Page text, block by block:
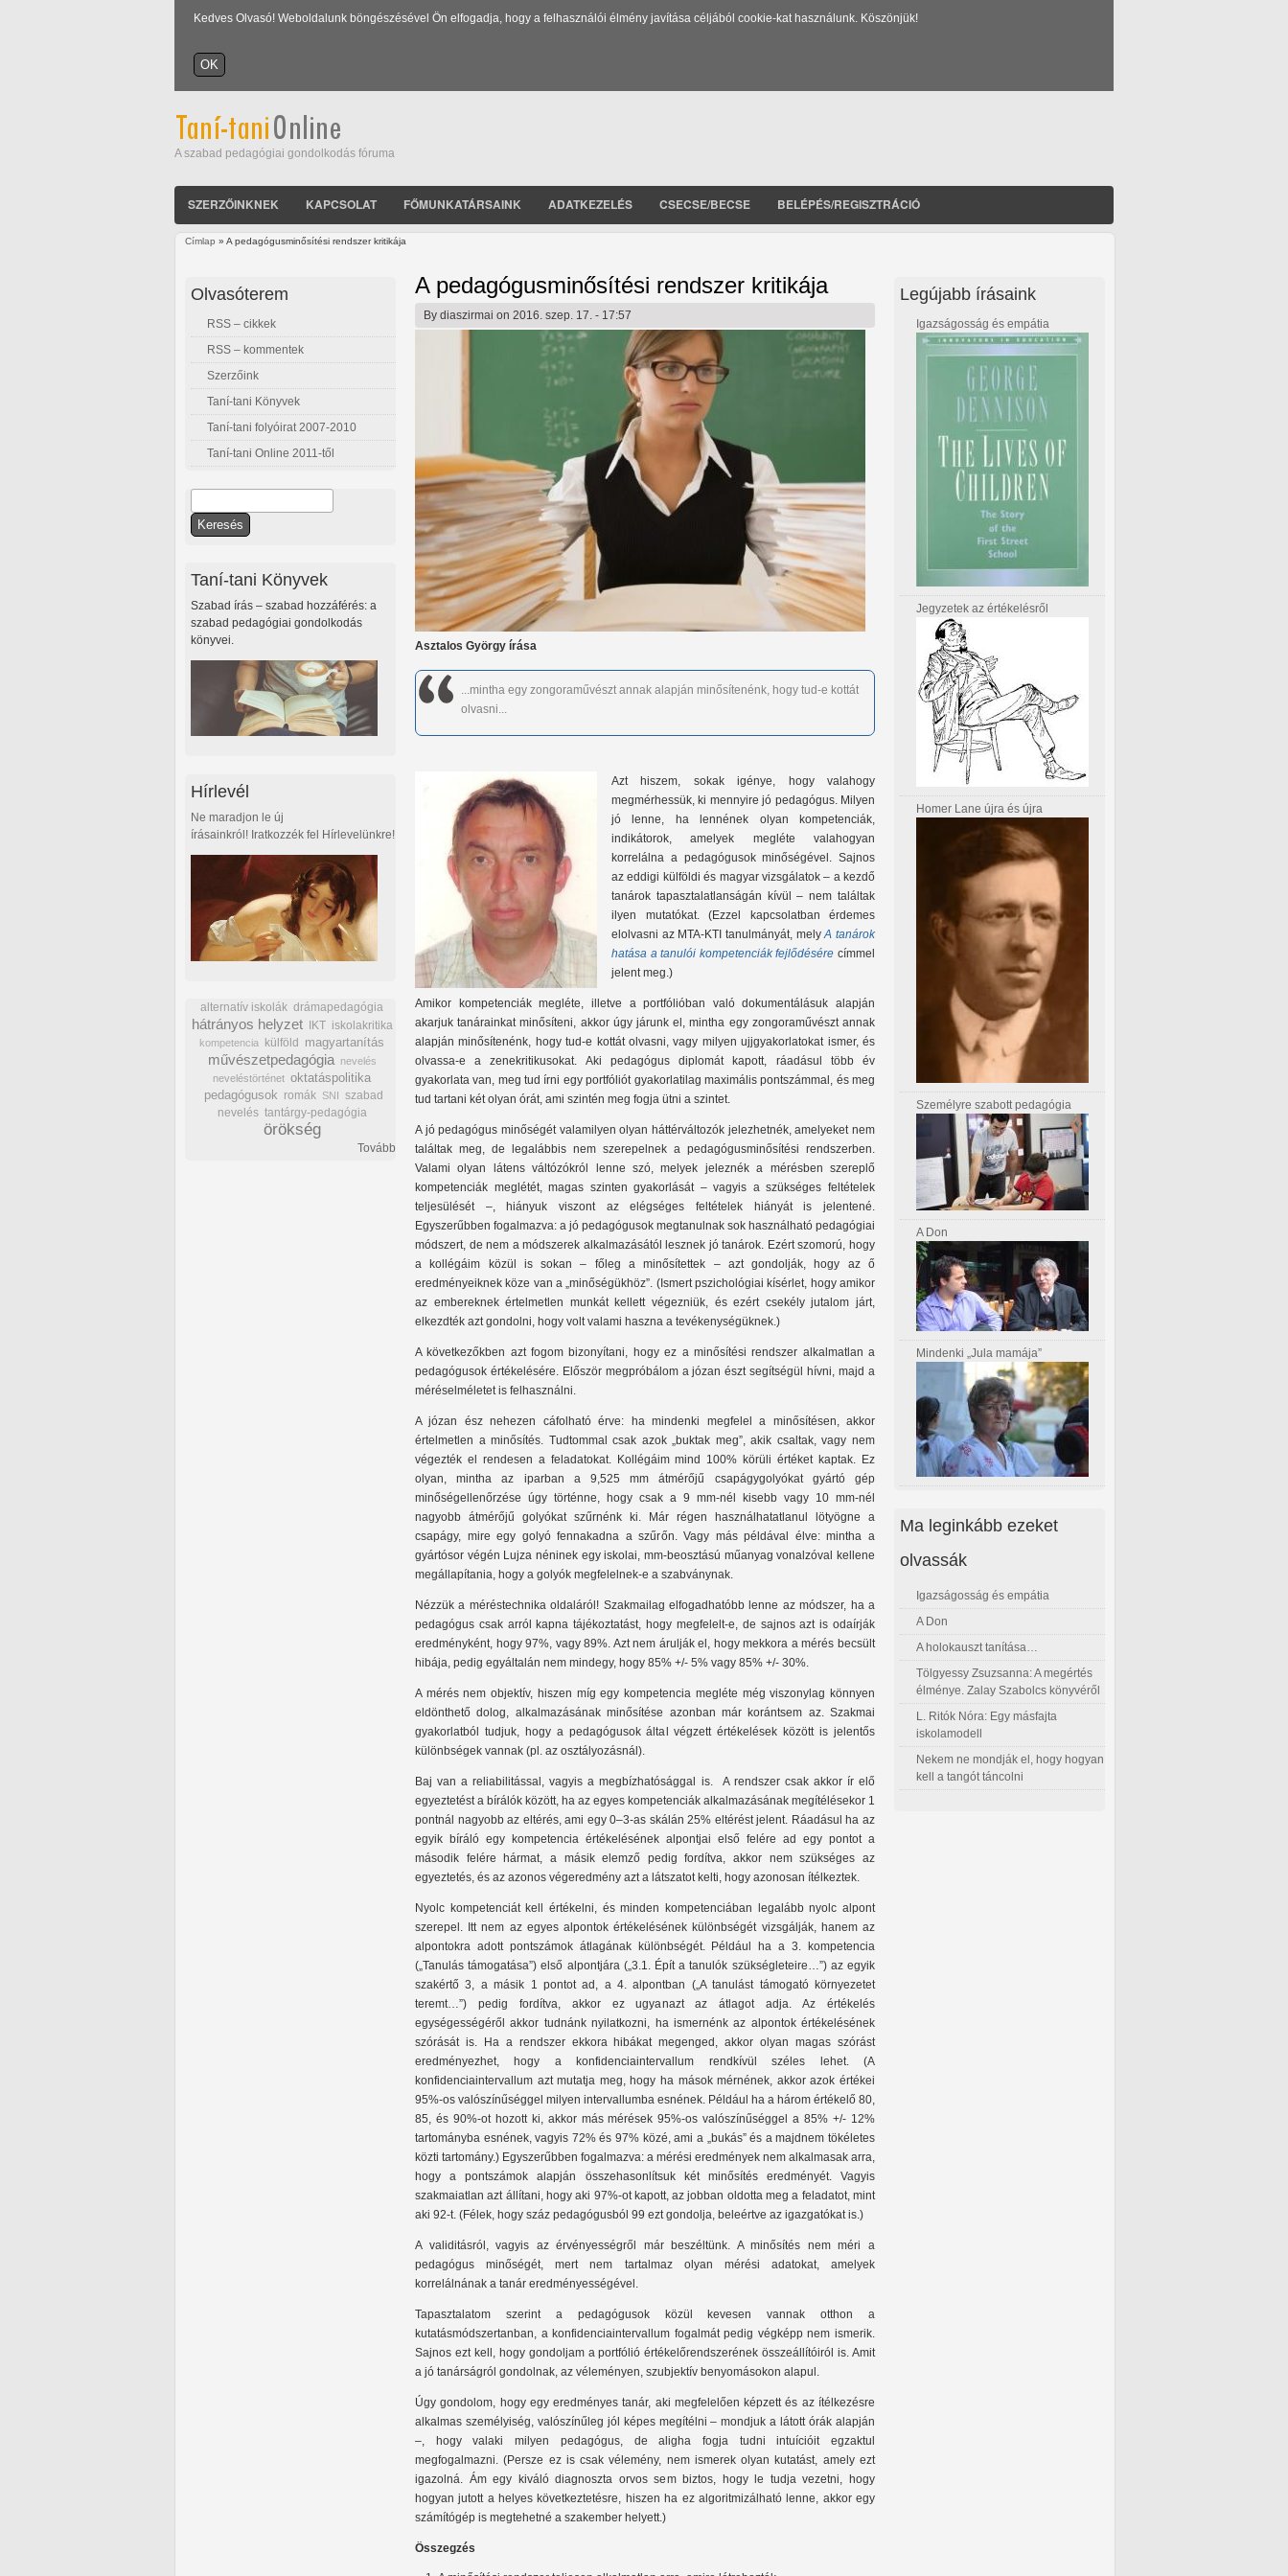
Kedves Olvasó! Weboldalunk böngészésével Ön elfogadja, hogy a felhasználói élmény javítása céljából cookie-kat használunk. Köszönjük!
A szabad pedagógiai gondolkodás fóruma
SZERZŐINKNEK KAPCSOLAT FŐMUNKATÁRSAINK ADATKEZELÉS CSECSE/BECSE BELÉPÉS/REGISZTRÁCIÓ
Címlap » A pedagógusminősítési rendszer kritikája
A pedagógusminősítési rendszer kritikája
By diaszirmai on 2016. szep. 17. - 17:57
Asztalos György írása
...mintha egy zongoraművészt annak alapján minősítenénk, hogy tud-e kottát
olvasni...
Azt hiszem, sokak igénye, hogy valahogy
megmérhessük, ki mennyire jó pedagógus. Milyen
jó lenne, ha lennének olyan kompetenciák,
indikátorok, amelyek megléte valahogyan
korrelálna a pedagógusok minőségével. Sajnos
az eddigi külföldi és magyar vizsgálatok ‒ a kezdő
tanárok tapasztalatlanságán kívül ‒ nem találtak
ilyen mutatókat. (Ezzel kapcsolatban érdemes
elolvasni az MTA-KTI tanulmányát, melyA tanárok
hatása a tanulói kompetenciák fejlődésére címmel
jelent meg.)
Amikor kompetenciák megléte, illetve a portfólióban való dokumentálásuk alapján
akarjuk tanárainkat minősíteni, akkor úgy járunk el, mintha egy zongoraművészt annak
alapján minősítenénk, hogy tud-e kottát olvasni, vagy milyen ujjgyakorlatokat ismer, és
olvassa-e a zenekritikusokat. Aki pedagógus diplomát kapott, ráadásul több év
gyakorlata van, meg tud írni egy portfóliót gyakorlatilag maximális pontszámmal, és meg
tud tartani két olyan órát, ami szintén meg fogja ütni a szintet.
A jó pedagógus minőségét valamilyen olyan háttérváltozók jelezhetnék, amelyeket nem
találtak meg, de legalábbis nem szerepelnek a pedagógusminősítési rendszerben.
Valami olyan látens váltózókról lenne szó, melyek jeleznék a mérésben szereplő
kompetenciák meglétét, magas szinten gyakorlását ‒ vagyis a szükséges feltételek
teljesülését ‒, hiányuk viszont az elégséges feltételek hiányát is jelentené.
Egyszerűbben fogalmazva: a jó pedagógusok megtanulnak sok használható pedagógiai
módszert, de nem a módszerek alkalmazásától lesznek jó tanárok. Ezért szomorú, hogy
a kollégáim közül is sokan ‒ főleg a minősítettek ‒ azt gondolják, hogy az ő
eredményeiknek köze van a „minőségükhöz”. (Ismert pszichológiai kísérlet, hogy amikor
az embereknek értelmetlen munkát kellett végezniük, és ezért csekély jutalom járt,
elkezdték azt gondolni, hogy volt valami haszna a tevékenységüknek.)
A következőkben azt fogom bizonyítani, hogy ez a minősítési rendszer alkalmatlan a
pedagógusok értékelésére. Először megpróbálom a józan észt segítségül hívni, majd a
méréselméletet is felhasználni.
A józan ész nehezen cáfolható érve: ha mindenki megfelel a minősítésen, akkor
értelmetlen a minősítés. Tudtommal csak azok „buktak meg”, akik csaltak, vagy nem
végezték el rendesen a feladatokat. Kollégáim mind 100% körüli értéket kaptak. Ez
olyan, mintha az iparban a 9,525 mm átmérőjű csapágygolyókat gyártó gép
minőségellenőrzése úgy történne, hogy csak a 9 mm-nél kisebb vagy 10 mm-nél
nagyobb átmérőjű golyókat szűrnénk ki. Már régen használhatatlanul lötyögne a
csapágy, mire egy golyó fennakadna a szűrőn. Vagy más példával élve: mintha a
gyártósor végén Lujza néninek egy iskolai, mm-beosztású műanyag vonalzóval kellene
megállapítania, hogy a golyók megfelelnek-e a szabványnak.
Nézzük a méréstechnika oldaláról! Szakmailag elfogadhatóbb lenne az módszer, ha a
pedagógus csak arról kapna tájékoztatást, hogy megfelelt-e, de sajnos azt is odaírják
eredményként, hogy 97%, vagy 89%. Azt nem árulják el, hogy mekkora a mérés becsült
hibája, pedig egyáltalán nem mindegy, hogy 85% +/- 5% vagy 85% +/- 30%.
A mérés nem objektív, hiszen míg egy kompetencia megléte még viszonylag könnyen
eldönthető dolog, alkalmazásának minősítése azonban már korántsem az. Szakmai
gyakorlatból tudjuk, hogy a pedagógusok által végzett értékelések között is jelentős
különbségek vannak (pl. az osztályozásnál).
Baj van a reliabilitással, vagyis a megbízhatósággal is. A rendszer csak akkor ír elő
egyeztetést a bírálók között, ha az egyes kompetenciák alkalmazásának megítélésekor 1
pontnál nagyobb az eltérés, ami egy 0‒3-as skálán 25% eltérést jelent. Ráadásul ha az
egyik bíráló egy kompetencia értékelésének alpontjai első felére ad egy pontot a
második felére hármat, a másik elemző pedig fordítva, akkor nem szükséges az
egyeztetés, és az azonos végeredmény azt a látszatot kelti, hogy azonosan ítélkeztek.
Nyolc kompetenciát kell értékelni, és minden kompetenciában legalább nyolc alpont
szerepel. Itt nem az egyes alpontok értékelésének különbségét vizsgálják, hanem az
alpontokra adott pontszámok átlagának különbségét. Például ha a 3. kompetencia
(„Tanulás támogatása”) első alpontjára („3.1. Épít a tanulók szükségleteire…”) az egyik
szakértő 3, a másik 1 pontot ad, a 4. alpontban („A tanulást támogató környezetet
teremt…”) pedig fordítva, akkor ez ugyanazt az átlagot adja. Az értékelés
egységességéről akkor tudnánk nyilatkozni, ha ismernénk az alpontok értékelésének
szórását is. Ha a rendszer ekkora hibákat megenged, akkor olyan magas szórást
eredményezhet, hogy a konfidenciaintervallum rendkívül széles lehet. (A
konfidenciaintervallum azt mutatja meg, hogy ha mások mérnének, akkor azok értékei
95%-os valószínűséggel milyen intervallumba esnének. Például ha a három értékelő 80,
85, és 90%-ot hozott ki, akkor más mérések 95%-os valószínűséggel a 85% +/- 12%
tartományba esnének, vagyis 72% és 97% közé, ami a „bukás” és a majdnem tökéletes
közti tartomány.) Egyszerűbben fogalmazva: a mérési eredmények nem alkalmasak arra,
hogy a pontszámok alapján összehasonlítsuk két minősítés eredményét. Vagyis
szakmaiatlan azt állítani, hogy aki 97%-ot kapott, az jobban oldotta meg a feladatot, mint
aki 92-t. (Félek, hogy száz pedagógusból 99 ezt gondolja, beleértve az igazgatókat is.)
A validitásról, vagyis az érvényességről már beszéltünk. A minősítés nem méri a
pedagógus minőségét, mert nem tartalmaz olyan mérési adatokat, amelyek
korrelálnának a tanár eredményességével.
Tapasztalatom szerint a pedagógusok közül kevesen vannak otthon a
kutatásmódszertanban, a konfidenciaintervallum fogalmát pedig végképp nem ismerik.
Sajnos ezt kell, hogy gondoljam a portfólió értékelőrendszerének összeállítóiról is. Amit
a jó tanárságról gondolnak, az véleményen, szubjektív benyomásokon alapul.
Úgy gondolom, hogy egy eredményes tanár, aki megfelelően képzett és az ítélkezésre
alkalmas személyiség, valószínűleg jól képes megítélni ‒ mondjuk a látott órák alapján
‒, hogy valaki milyen pedagógus, de aligha fogja tudni intuícióit egzaktul
megfogalmazni. (Persze ez is csak vélemény, nem ismerek olyan kutatást, amely ezt
igazolná. Ám egy kiváló diagnoszta orvos sem biztos, hogy le tudja vezetni, hogy
hogyan jutott a helyes következtetésre, hiszen ha ez algoritmizálható lenne, akkor egy
számítógép is megtehetné a szakember helyett.)
Összegzés
Olvasóterem
RSS – cikkek
RSS – kommentek
Szerzőink
Taní-tani Könyvek
Taní-tani folyóirat 2007-2010
Taní-tani Online 2011-től
Keresés űrlap
Taní-tani Könyvek
Szabad írás – szabad hozzáférés: a
szabad pedagógiai gondolkodás
könyvei.
Hírlevél
Ne maradjon le új
írásainkról! Iratkozzék fel Hírlevelünkre!
alternatív iskolák drámapedagógia
hátrányos helyzet IKT iskolakritika
kompetencia külföld magyartanítás
művészetpedagógia
nevelés
neveléstörténet oktatáspolitika
pedagógusok romák SNI szabad
nevelés tantárgy-pedagógia
örökség
Tovább
Legújabb írásaink
Igazságosság és empátia
Jegyzetek az értékelésről
Homer Lane újra és újra
Személyre szabott pedagógia
A Don
Mindenki „Jula mamája”
Ma leginkább ezeket
olvassák
Igazságosság és empátia
A Don
A holokauszt tanítása…
Tölgyessy Zsuzsanna: A megértés
élménye. Zalay Szabolcs könyvéről
L. Ritók Nóra: Egy másfajta
iskolamodell
Nekem ne mondják el, hogy hogyan
kell a tangót táncolni